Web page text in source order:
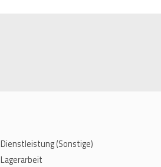
Dienstleistung (Sonstige)
Lagerarbeit